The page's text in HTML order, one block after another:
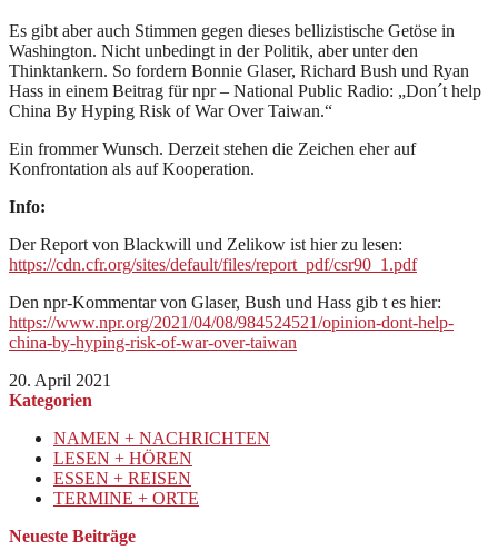
Es gibt aber auch Stimmen gegen dieses bellizistische Getöse in
Washington. Nicht unbedingt in der Politik, aber unter den
Thinktankern. So fordern Bonnie Glaser, Richard Bush und Ryan
Hass in einem Beitrag für npr – National Public Radio: „Don´t help
China By Hyping Risk of War Over Taiwan.“
Ein frommer Wunsch. Derzeit stehen die Zeichen eher auf
Konfrontation als auf Kooperation.
Info:
Der Report von Blackwill und Zelikow ist hier zu lesen:
https://cdn.cfr.org/sites/default/files/report_pdf/csr90_1.pdf
Den npr-Kommentar von Glaser, Bush und Hass gib t es hier:
https://www.npr.org/2021/04/08/984524521/opinion-dont-help-
china-by-hyping-risk-of-war-over-taiwan
20. April 2021
Kategorien
NAMEN + NACHRICHTEN
LESEN + HÖREN
ESSEN + REISEN
TERMINE + ORTE
Neueste Beiträge